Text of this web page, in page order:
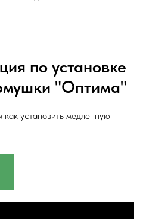
по установке
"Оптима"
установить медленную